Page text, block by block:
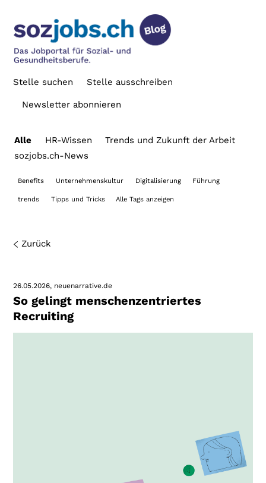
Stelle ausschreiben
Stelle suchen
Newsletter abonnieren
Alle HR-Wissen
Trends und Zukunft der Arbeit
sozjobs.ch-News
Benefits Unternehmenskultur Digitalisierung Führung
trends Tipps und Tricks Alle Tags anzeigen
Zurück
26.05.2026 neuenarrative.de
So gelingt menschenzentriertes
Recruiting